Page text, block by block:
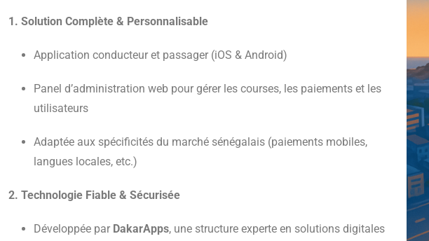
1. Solution Complète & Personnalisable
Application conducteur et passager (iOS & Android)
Panel d’administration web pour gérer les courses, les paiements et les
utilisateurs
Adaptée aux spécificités du marché sénégalais (paiements mobiles,
langues locales, etc.)
2. Technologie Fiable & Sécurisée
Développée par DakarApps, une structure experte en solutions digitales